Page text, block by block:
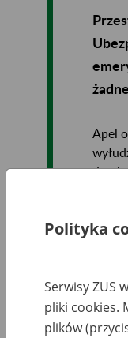
Apel
do
Polityka
Serwisy ZUS
pliki cookies.
plików